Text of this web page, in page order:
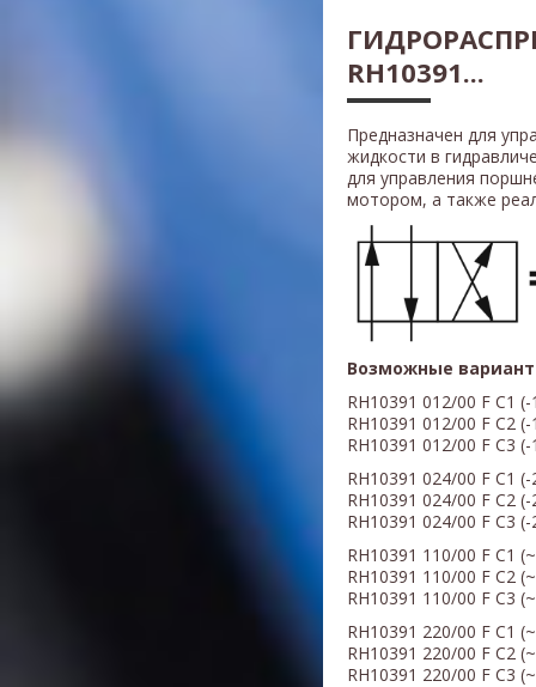
RH10391...
Предназначен для
жидкости в
для управления
мотором, а также
Возможные
RH10391 012/00 F C1 (
RH10391 012/00 F C2 (
RH10391 012/00 F C3 (
RH10391 024/00 F C1 (
RH10391 024/00 F C2 (
RH10391 024/00 F C3 (
RH10391 110/00 F C1 (
RH10391 110/00 F C2 (
RH10391 110/00 F C3 (
RH10391 220/00 F C1 (
RH10391 220/00 F C2 (
RH10391 220/00 F C3 (